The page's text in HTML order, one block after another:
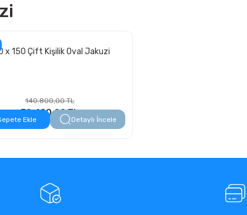
x 150 Çift Kişilik Oval Jakuzi
140.800,00 TL
70.400,00 TL
Ekle Detaylı İncele